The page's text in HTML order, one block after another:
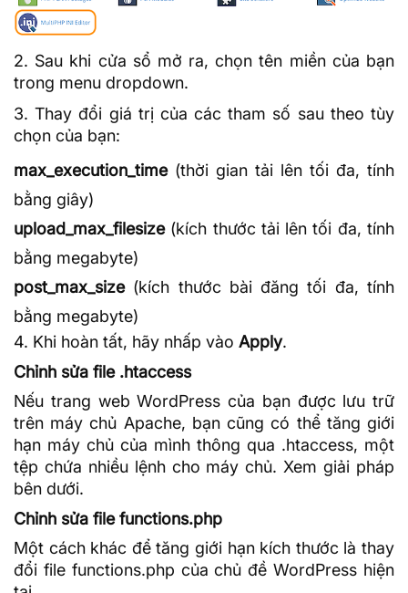
2. Sau khi cửa sổ mở ra, chọn tên miền của bạn
trong menu dropdown.
3. Thay đổi giá trị của các tham số sau theo tùy
chọn của bạn:
max_execution_time(thời gian tải lên tối đa, tính
bằng giây)
upload_max_filesize(kích thước tải lên tối đa, tính
bằng megabyte)
post_max_size(kích thước bài đăng tối đa, tính
bằng megabyte)
4. Khi hoàn tất, hãy nhấp vào Apply.
Chỉnh sửa file .htaccess
Nếu trang web WordPress của bạn được lưu trữ
trên máy chủ Apache, bạn cũng có thể tăng giới
hạn máy chủ của mình thông qua .htaccess, một
tệp chứa nhiều lệnh cho máy chủ. Xem giải pháp
bên dưới.
Chỉnh sửa file functions.php
Một cách khác để tăng giới hạn kích thước là thay
đổi file functions.php của chủ đề WordPress hiện